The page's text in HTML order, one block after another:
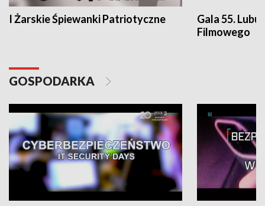
I Żarskie Śpiewanki Patriotyczne
Gala 55.
Filmowego
GOSPODARKA